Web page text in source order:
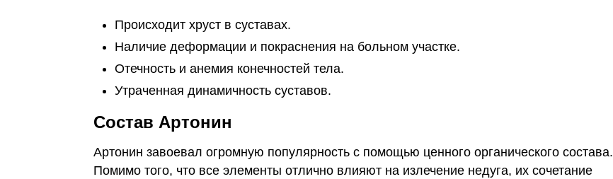
Происходит хруст в суставах.
Наличие деформации и покраснения на больном участке.
Отечность и анемия конечностей тела.
Утраченная динамичность суставов.
Состав Артонин
Артонин завоевал огромную популярность с помощью ценного органического состава.
Помимо того, что все элементы отлично влияют на излечение недуга, их сочетание